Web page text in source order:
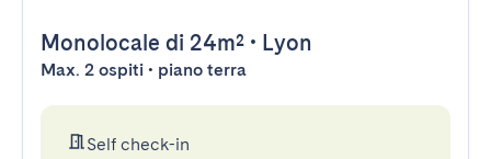
Monolocale di 24m² • Lyon
Max. 2 ospiti • piano terra
Self check-in